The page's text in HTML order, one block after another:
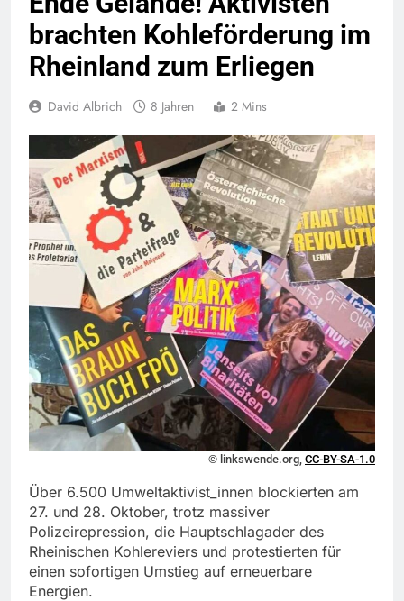
brachten Kohleförderung im
Rheinland zum Erliegen
David Albrich 8 Jahren 2 Mins
© linkswende.org, CC-BY-SA-1.0
Über 6.500 Umweltaktivist_innen blockierten am
27. und 28. Oktober, trotz massiver
Polizeirepression, die Hauptschlagader des
Rheinischen Kohlereviers und protestierten für
einen sofortigen Umstieg auf erneuerbare
Energien.